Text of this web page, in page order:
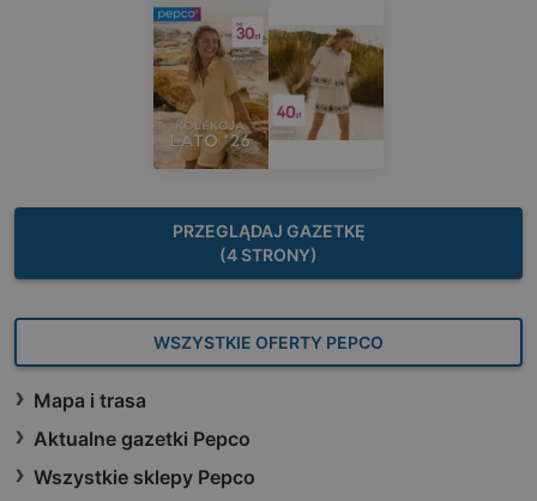
PRZEGLĄDAJ GAZETKĘ
(4 STRONY)
WSZYSTKIE OFERTY PEPCO
Mapa i trasa
Aktualne gazetki Pepco
Wszystkie sklepy Pepco